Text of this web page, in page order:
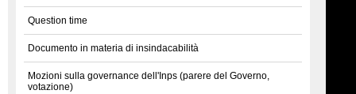
Question time
Documento in materia di insindacabilità
Mozioni sulla governance dell'Inps (parere del Governo,
votazione)